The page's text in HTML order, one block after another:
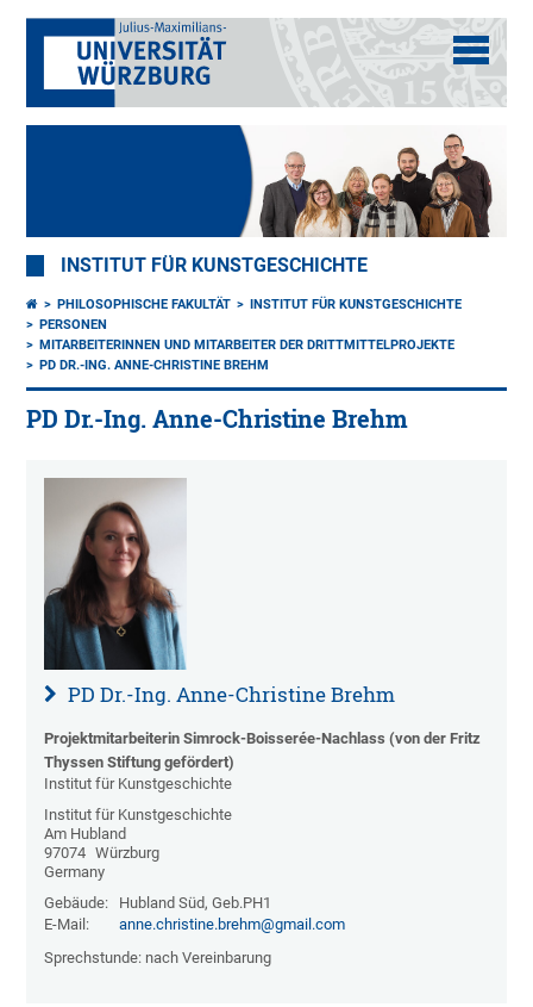
INSTITUT FÜR KUNSTGESCHICHTE
PHILOSOPHISCHE FAKULTÄT
INSTITUT FÜR KUNSTGESCHICHTE
PERSONEN
MITARBEITERINNEN UND MITARBEITER DER DRITTMITTELPROJEKTE
PD DR.-ING. ANNE-CHRISTINE BREHM
PD Dr.-Ing. Anne-Christine Brehm
PD Dr.-Ing. Anne-Christine Brehm
Projektmitarbeiterin Simrock-Boisserée-Nachlass (von der Fritz
Thyssen Stiftung gefördert)
Institut für Kunstgeschichte
Institut für Kunstgeschichte
Am Hubland
97074 Würzburg
Germany
Gebäude:
Hubland Süd, Geb.PH1
E-Mail:
anne.christine.brehm@gmail.com
Sprechstunde: nach Vereinbarung